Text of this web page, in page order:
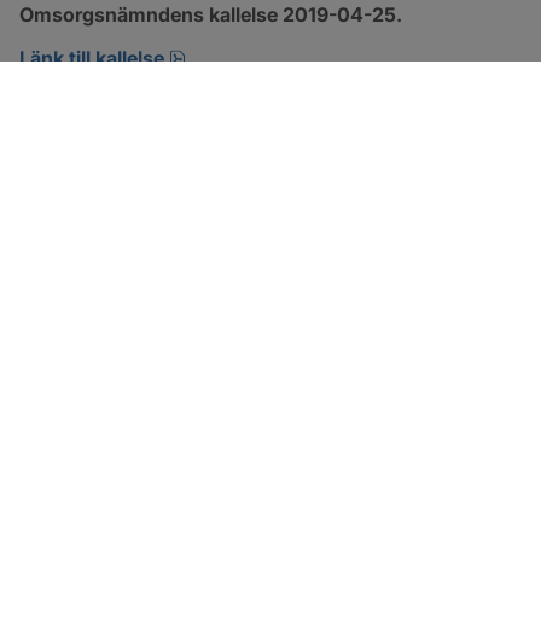
Omsorgsnämndens kallelse 2019-04-25.
Länk till kallelse
pdf, öppnas i nytt fönster.